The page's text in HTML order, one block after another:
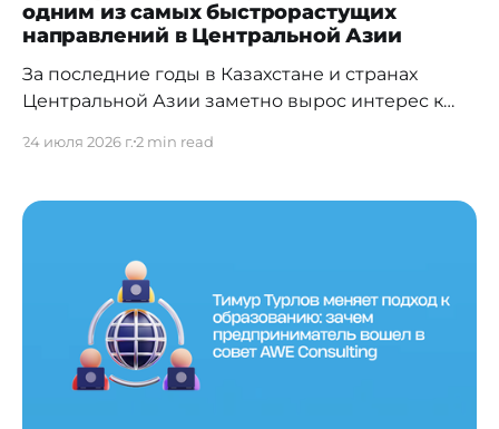
одним из самых быстрорастущих
направлений в Центральной Азии
За последние годы в Казахстане и странах
Центральной Азии заметно вырос интерес к
шариата. Молодые инвесторы ищут
сохранять и приумножать капитал, но и
потенциал Центральной Азии, важно взглянуть
на общемировые тренды. Согласно
масштабному отчету State of the
24 июля 2026 г.2 min read